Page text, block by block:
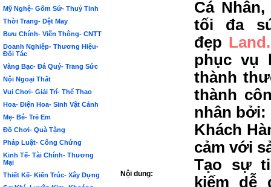
Mỹ Nghệ- Gốm Sứ- Thuỷ Tinh
Thời Trang- Dệt May
Bưu Chính- Viễn Thông- CNTT
Doanh Nghiệp- Thương Hiệu-
Đối Tác
Vàng Bạc- Đá Quý- Trang Sức
Nội Ngoại Thất
Vui Chơi- Giải Trí- Thể Thao
Hoa- Điện Hoa- Sinh Vật Cảnh
Mẹ- Bé- Trẻ Em
Đồ Chơi- Quà Tặng
Pháp Luật- Công Chứng
Kinh Tế- Tài Chính- Thương
Mại
Thiết Kế- Kiến Trúc- Xây Dựng
Nội dung:
Cá
tối đa
đẹp
phục vụ
thành
thành
nhân bởi:
Khách
cảm với
Tạo sự
kiếm dễ